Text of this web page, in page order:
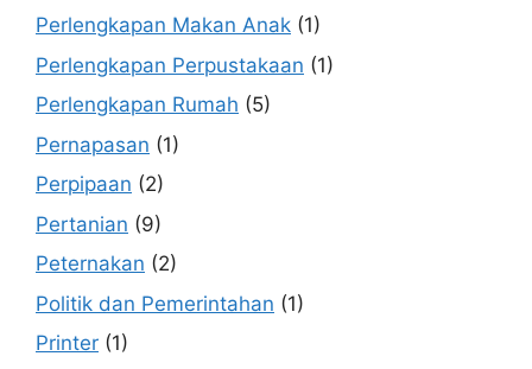
Perlengkapan Makan Anak (1)
Perlengkapan Perpustakaan (1)
Perlengkapan Rumah (5)
Pernapasan (1)
Perpipaan (2)
Pertanian (9)
Peternakan (2)
Politik dan Pemerintahan (1)
Printer (1)